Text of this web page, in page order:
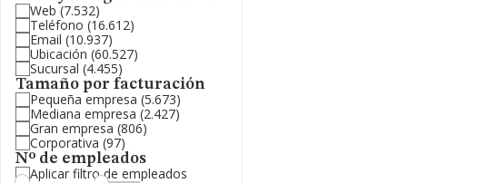
Web (7.532)
Teléfono (16.612)
Email (10.937)
Ubicación (60.527)
Sucursal (4.455)
Tamaño por facturación
Pequeña empresa (5.673)
Mediana empresa (2.427)
Gran empresa (806)
Corporativa (97)
Nº de empleados
Aplicar filtro de empleados